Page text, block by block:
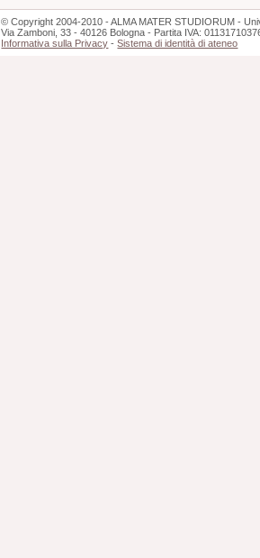
©Copyright 2004-2010 - ALMA MATER STUDIORUM -
Via Zamboni, 33 - 40126 Bologna - Partita IVA:
Informativa sulla Privacy -Sistema di identità di ateneo